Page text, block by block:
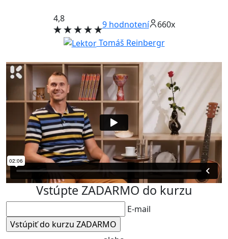
4,8
9hodnotení
660x
Tomáš Reinbergr
Vstúpte ZADARMO do kurzu
E-mail